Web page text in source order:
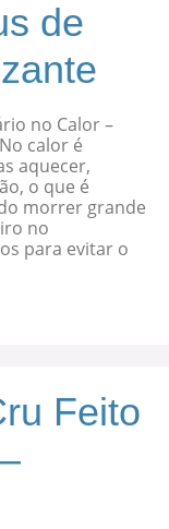
de
no Calor –
calor é
aquecer,
o que é
morrer grande
no
para evitar o
Feito